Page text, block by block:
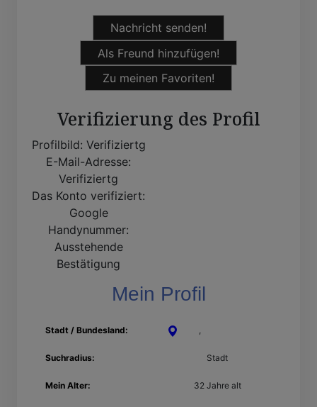
Nachricht senden!
Als Freund hinzufügen!
Zu meinen Favoriten!
Verifizierung des Profil
Profilbild: Verifiziertg
E-Mail-Adresse:
Verifiziertg
Das Konto verifiziert:
Google
Handynummer:
Ausstehende
Bestätigung
Mein Profil
Stadt / Bundesland: ,
Suchradius: Stadt
Mein Alter: 32 Jahre alt